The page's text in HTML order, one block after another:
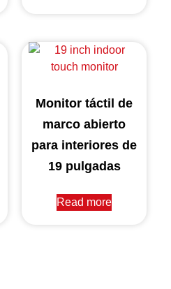
Monitor táctil de
marco abierto
para interiores de
19 pulgadas
Read more